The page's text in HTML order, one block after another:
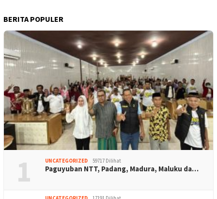
BERITA POPULER
1 UNCATEGORIZED 59717 Dilihat
Paguyuban NTT, Padang, Madura, Maluku da…